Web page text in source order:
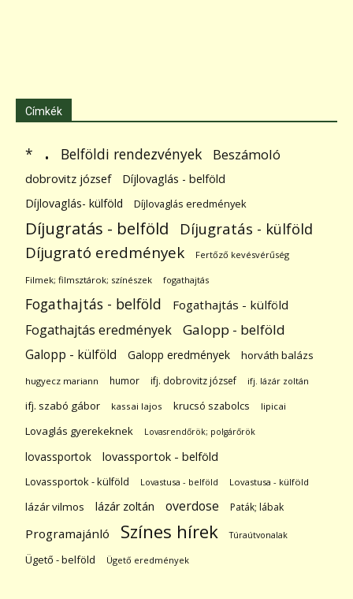
Címkék
* . Belföldi rendezvények Beszámoló
dobrovitz józsef
Díjlovaglás - belföld
Díjlovaglás- külföld
Díjlovaglás eredmények
Díjugratás - belföld Díjugratás - külföld
Díjugrató eredmények Fertőző kevésvérűség
Filmek; filmsztárok; színészek fogathajtás
Fogathajtás - belföld Fogathajtás - külföld
Fogathajtás eredmények Galopp - belföld
Galopp - külföld Galopp eredmények horváth balázs
hugyecz mariann humor ifj. dobrovitz józsef ifj. lázár zoltán
ifj. szabó gábor kassai lajos krucsó szabolcs lipicai
Lovaglás gyerekeknek Lovasrendőrök; polgárőrök
lovassportok lovassportok - belföld
Lovassportok - külföld Lovastusa - belföld Lovastusa - külföld
lázár vilmos lázár zoltán overdose Paták; lábak
Programajánló Színes hírek Túraútvonalak
Ügető - belföld Ügető eredmények